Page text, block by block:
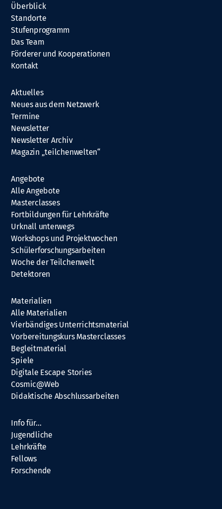
Überblick
Standorte
Stufenprogramm
Das Team
Förderer und Kooperationen
Kontakt
Aktuelles
Neues aus dem Netzwerk
Termine
Newsletter
Newsletter Archiv
Magazin „teilchenwelten“
Angebote
Alle Angebote
Masterclasses
Fortbildungen für Lehrkräfte
Urknall unterwegs
Workshops und Projektwochen
Schülerforschungsarbeiten
Woche der Teilchenwelt
Detektoren
Materialien
Alle Materialien
Vierbändiges Unterrichtsmaterial
Vorbereitungskurs Masterclasses
Begleitmaterial
Spiele
Digitale Escape Stories
Cosmic@Web
Didaktische Abschlussarbeiten
Info für…
Jugendliche
Lehrkräfte
Fellows
Forschende